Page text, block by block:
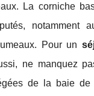
La corniche
notamment
Pour un
ne manquez
de la baie de